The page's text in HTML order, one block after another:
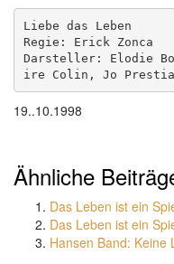
Liebe das Leben
Regie: Erick Zonca
Darsteller: Elodie
ire Colin, Jo Prestia
19..10.1998
Ähnliche
Das Leben ist ein
Das Leben ist ein
Hansen Band: Keine